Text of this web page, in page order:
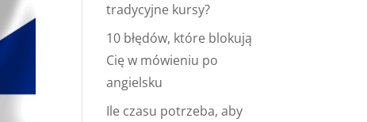
tradycyjne kursy?
10 błędów, które blokują
Cię w mówieniu po
angielsku
Ile czasu potrzeba, aby